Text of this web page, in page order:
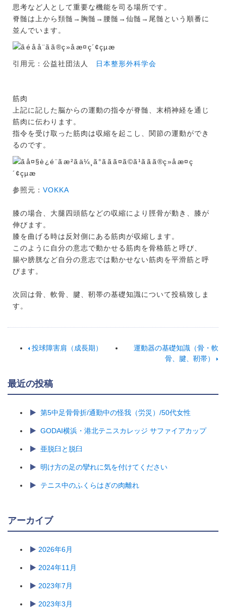
思考など人として重要な機能を司る場所です。
脊髄は上から頚髄→胸髄→腰髄→仙髄→尾髄という順番に
並んでいます。
引用元：公益社団法人 日本整形外科学会
筋肉
上記に記した脳からの運動の指令が脊髄、末梢神経を通じ
筋肉に伝わります。
指令を受け取った筋肉は収縮を起こし、関節の運動ができ
るのです。
参照元： VOKKA
膝の場合、大腿四頭筋などの収縮により脛骨が動き、膝が
伸びます。
膝を曲げる時は反対側にある筋肉が収縮します。
このように自分の意志で動かせる筋肉を骨格筋と呼び、
腸や膀胱など自分の意志では動かせない筋肉を平滑筋と呼
びます。
次回は骨、軟骨、腱、靭帯の基礎知識について投稿致しま
す。
投球障害肩（成長期）
運動器の基礎知識（骨・軟
骨、腱、靭帯）
最近の投稿
第5中足骨骨折/通勤中の怪我（労災）/50代女性
GODAI横浜・港北テニスカレッジ サファイアカップ
亜脱臼と脱臼
明け方の足の攣れに気を付けてください
テニス中のふくらはぎの肉離れ
アーカイブ
2026年6月
2024年11月
2023年7月
2023年3月